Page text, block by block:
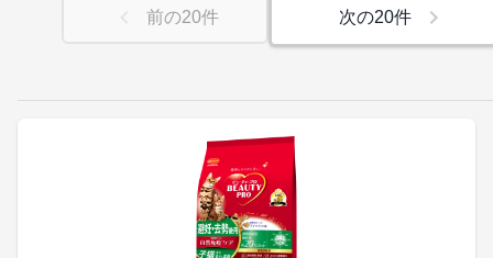
前の20件 次の20件